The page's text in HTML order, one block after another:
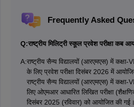
Frequently Asked
Q:राष्ट्रीय मिलिट्री स्कूल प्रवेश परीक्षा कब
A:राष्ट्रीय सैन्य विद्यालयों (आरएमएस) में
के लिए प्रवेश परीक्षा दिसंबर 2026 में
राष्ट्रीय सैन्य विद्यालयों (आरएमएस) में
लिए ओएमआर आधारित लिखित परीक्षा
दिसंबर 2025 (रविवार) को आयोजित की गई।